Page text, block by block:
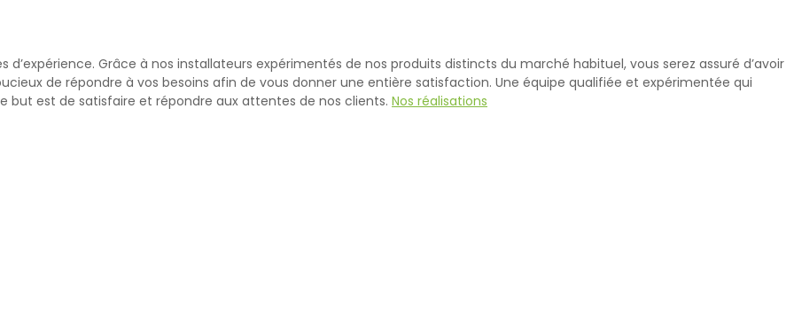
Grâce à nos installateurs expérimentés de nos produits distincts du marché habituel, vous serez assuré d’avoir
de répondre à vos besoins afin de vous donner une entière satisfaction. Une équipe qualifiée et expérimentée qui
but est de satisfaire et répondre aux attentes de nos clients. Nos réalisations